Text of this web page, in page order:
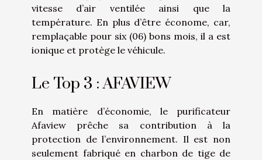
vitesse d’air ventilée ainsi que la
température. En plus d’être économe, car,
remplaçable pour six (06) bons mois, il a est
ionique et protège le véhicule.
Le Top 3 : AFAVIEW
En matière d’économie, le purificateur
Afaview prêche sa contribution à la
protection de l’environnement. Il est non
seulement fabriqué en charbon de tige de